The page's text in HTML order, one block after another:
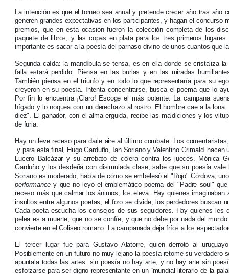
La intención es que el torneo sea anual y pretende crecer año tras año
generen grandes expectativas en los participantes, y hagan el concurso
premios, que en esta ocasión fueron la colección completa de los
paquete de libros, y las copas en plata para los tres primeros
importante es sacar a la poesía del parnaso divino de unos cuantos que
Segunda caída: la mandíbula se tensa, es en ella donde se cristaliza
falla estará perdido. Piensa en las burlas y en las miradas
También piensa en el triunfo y en todo lo que representaría para su
creyeron en su poesía. Intenta concentrarse, busca el poema que lo
Por fin lo encuentra ¡Claro! Escoge el más potente. La campana
hígado y lo noquea con un derechazo al rostro. El hombre cae a la
diez". El ganador, con el alma erguida, recibe las maldiciones y los
de furia.
Hay un leve receso para darle aire al último combate. Los
y para esta final, Hugo Garduño, Ian Soriano y Valentino Grimaldi
Lucero Balcázar y su arrebato de cólera contra los jueces. Mónica
Garduño y los desdeña con disimulada clase, sabe que su poesía
Soriano es moderado, habla de cómo se embelesó el "Rojo" Córdova,
performance y que no leyó el emblemático poema del "Padre soul"
receso más que calmar los ánimos, los eleva. Hay quienes
insultos entre algunos poetas, el foro se divide, los perdedores buscan
Cada poeta escucha los consejos de sus seguidores. Hay quienes les
pelea es a muerte, que no se confíe, y que no debe por nada del
convierte en el Coliseo romano. La campanada deja fríos a los
El tercer lugar fue para Gustavo Alatorre, quien derrotó al
Posiblemente en un futuro no muy lejano la poesía retome su verdadero
apuntala todas las artes: sin poesía no hay arte, y no hay arte sin
esforzarse para ser digno representante en un “mundial literario de la